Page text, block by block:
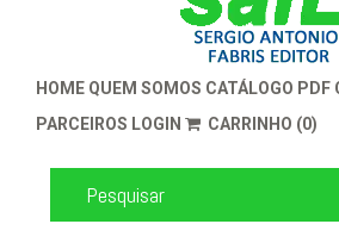
HOME QUEM SOMOS CATÁLOGO PDF
PARCEIROS LOGIN CARRINHO (0)